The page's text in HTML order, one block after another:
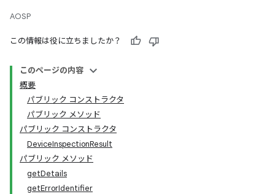
AOSP
この情報は役に立ちましたか？
このページの内容
概要
パブリック コンストラクタ
パブリック メソッド
パブリック コンストラクタ
DeviceInspectionResult
パブリック メソッド
getDetails
getErrorIdentifier